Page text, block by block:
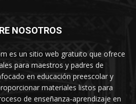
NOSOTROS
es un sitio web gratuito que ofrece
para maestros y padres de
en educación preescolar y
materiales listos para
de enseñanza-aprendizaje en